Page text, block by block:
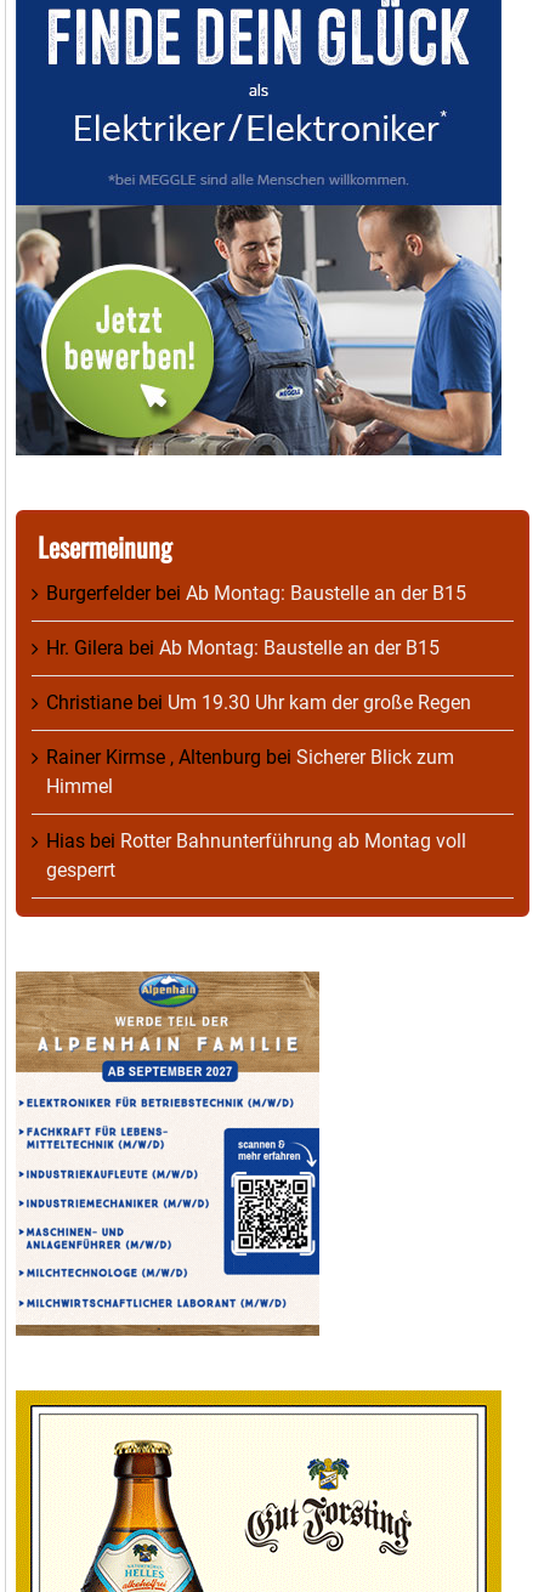
Lesermeinung
Burgerfelderbei Ab Montag: Baustelle an der B15
Hr. Gilera bei Ab Montag: Baustelle an der B15
Christiane bei Um 19.30 Uhr kam der große Regen
Rainer Kirmse , Altenburg bei Sicherer Blick zum
Himmel
Hias bei Rotter Bahnunterführung ab Montag voll
gesperrt